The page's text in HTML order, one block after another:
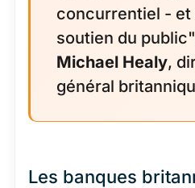
concurrentiel - et
soutien du
Michael Healy,
général
Les banques